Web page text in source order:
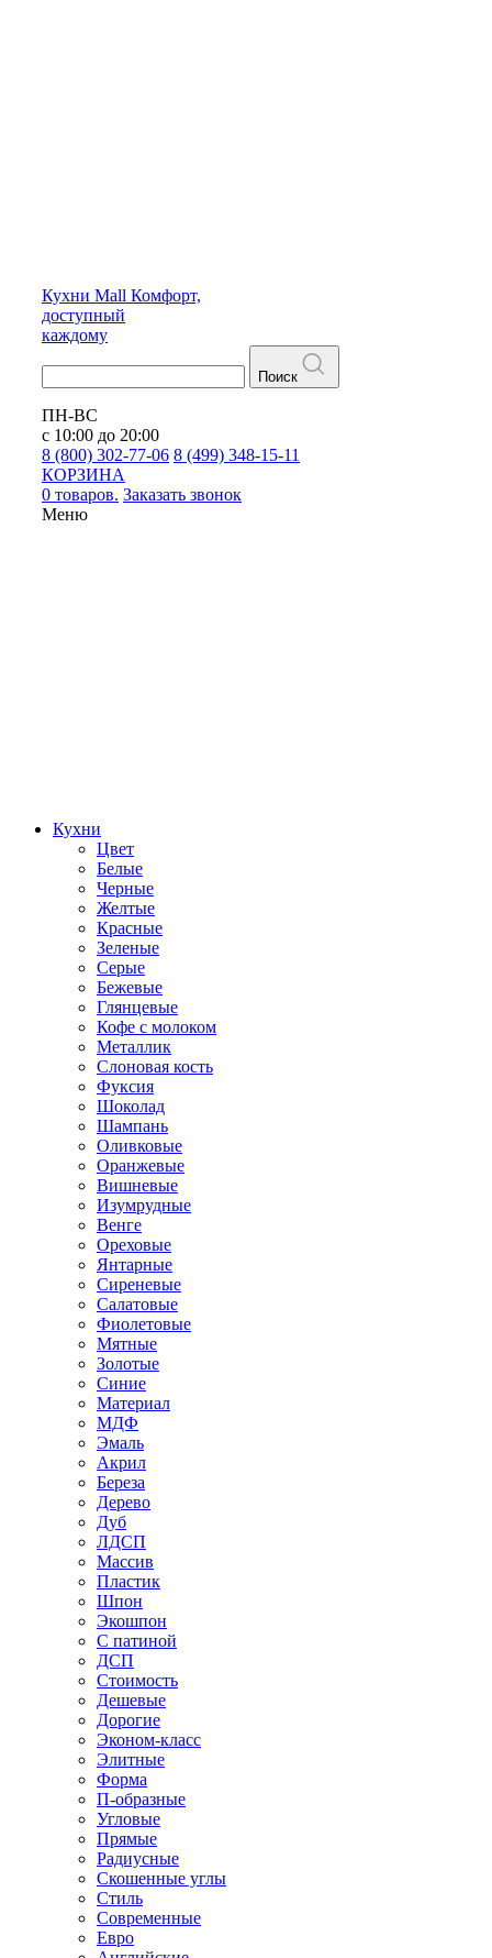
Кухни Mall Комфорт,
доступный
каждому
Поиск
ПН-ВС
с 10:00 до 20:00
8 (800) 302-77-06 8 (499) 348-15-11
КОРЗИНА
0 товаров. Заказать звонок
Меню
Кухни
Цвет
Белые
Черные
Желтые
Красные
Зеленые
Серые
Бежевые
Глянцевые
Кофе с молоком
Металлик
Слоновая кость
Фуксия
Шоколад
Шампань
Оливковые
Оранжевые
Вишневые
Изумрудные
Венге
Ореховые
Янтарные
Сиреневые
Салатовые
Фиолетовые
Мятные
Золотые
Синие
Материал
МДФ
Эмаль
Акрил
Береза
Дерево
Дуб
ЛДСП
Массив
Пластик
Шпон
Экошпон
С патиной
ДСП
Стоимость
Дешевые
Дорогие
Эконом-класс
Элитные
Форма
П-образные
Угловые
Прямые
Радиусные
Скошенные углы
Стиль
Современные
Евро